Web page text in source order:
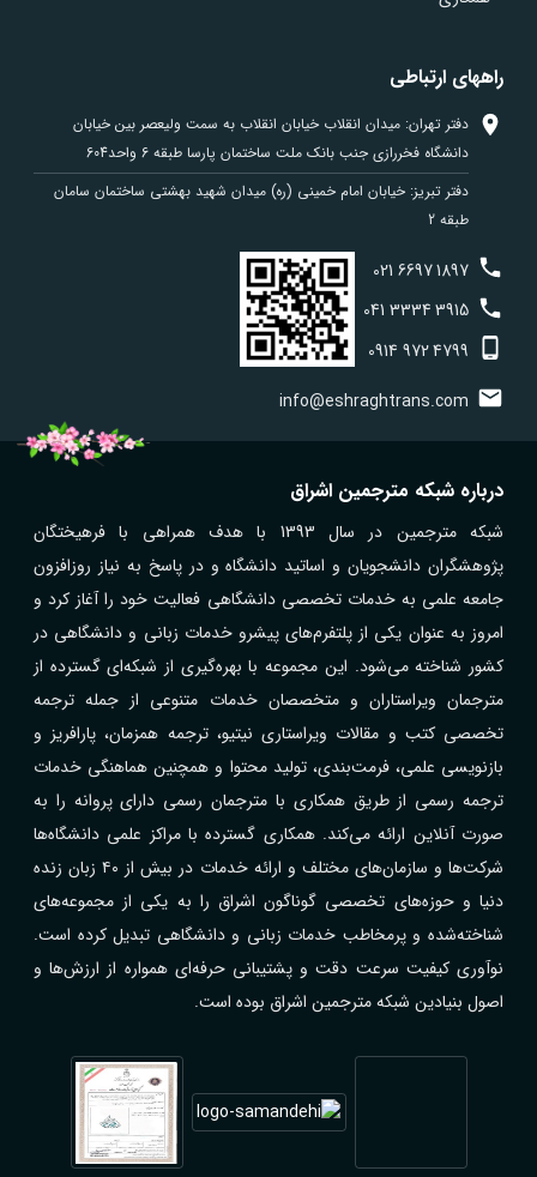
راههای ارتباطی
دفتر تهران: میدان انقلاب خیابان انقلاب به سمت ولیعصر بین خیابان
دانشگاه فخررازی جنب بانک ملت ساختمان پارسا طبقه 6 واحد604
دفتر تبریز: خیابان امام خمینی (ره) میدان شهید بهشتی ساختمان سامان
طبقه 2
021 66971897
041 33343915
0914 9724799
info@eshraghtrans.com
درباره شبکه مترجمین اشراق
شبکه مترجمین در سال 1393 با هدف همراهی با فرهیختگان
پژوهشگران دانشجویان و اساتید دانشگاه و در پاسخ به نیاز روزافزون
جامعه علمی به خدمات تخصصی دانشگاهی فعالیت خود را آغاز کرد و
امروز به عنوان یکی از پلتفرم‌های پیشرو خدمات زبانی و دانشگاهی در
کشور شناخته می‌شود. این مجموعه با بهره‌گیری از شبکه‌ای گسترده از
مترجمان ویراستاران و متخصصان خدمات متنوعی از جمله ترجمه
تخصصی کتب و مقالات ویراستاری نیتیو، ترجمه همزمان، پارافریز و
بازنویسی علمی، فرمت‌بندی، تولید محتوا و همچنین هماهنگی خدمات
ترجمه رسمی از طریق همکاری با مترجمان رسمی دارای پروانه را به
صورت آنلاین ارائه می‌کند. همکاری گسترده با مراکز علمی دانشگاه‌ها
شرکت‌ها و سازمان‌های مختلف و ارائه خدمات در بیش از ۴۰ زبان زنده
دنیا و حوزه‌های تخصصی گوناگون اشراق را به یکی از مجموعه‌های
شناخته‌شده و پرمخاطب خدمات زبانی و دانشگاهی تبدیل کرده است.
نوآوری کیفیت سرعت دقت و پشتیبانی حرفه‌ای همواره از ارزش‌ها و
اصول بنیادین شبکه مترجمین اشراق بوده است.